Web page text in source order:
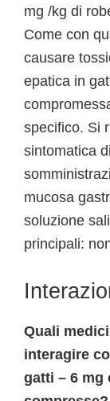
mg /kg di
Come con
causare
epatica in
specifico. Si
sintomatica
mucosa
soluzione
principali:
Quali
interagire
gatti – 6 mg